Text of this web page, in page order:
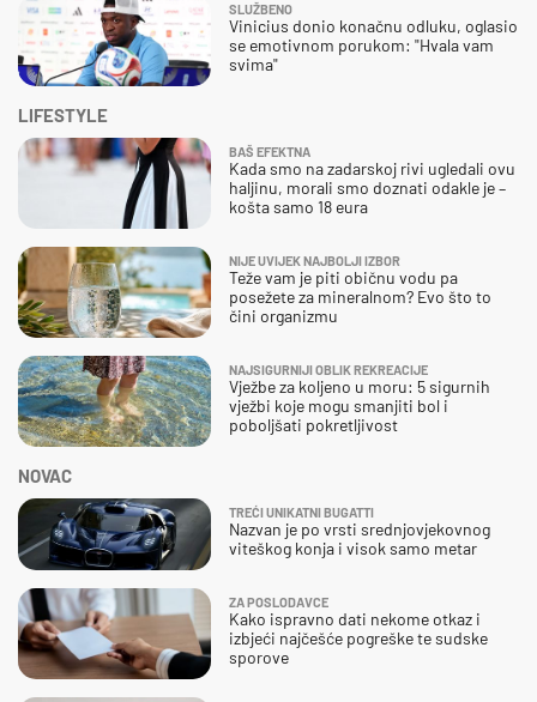
SLUŽBENO
Vinicius donio konačnu odluku, oglasio
se emotivnom porukom: "Hvala vam
svima"
NOVAC
TREĆI UNIKATNI BUGATTI
Nazvan je po vrsti srednjovjekovnog
viteškog konja i visok samo metar
ZA POSLODAVCE
Kako ispravno dati nekome otkaz i
izbjeći najčešće pogreške te sudske
sporove
LIFESTYLE
BAŠ EFEKTNA
Kada smo na zadarskoj rivi ugledali ovu
haljinu, morali smo doznati odakle je –
košta samo 18 eura
NIJE UVIJEK NAJBOLJI IZBOR
Teže vam je piti običnu vodu pa
posežete za mineralnom? Evo što to
čini organizmu
NAJSIGURNIJI OBLIK REKREACIJE
Vježbe za koljeno u moru: 5 sigurnih
vježbi koje mogu smanjiti bol i
poboljšati pokretljivost